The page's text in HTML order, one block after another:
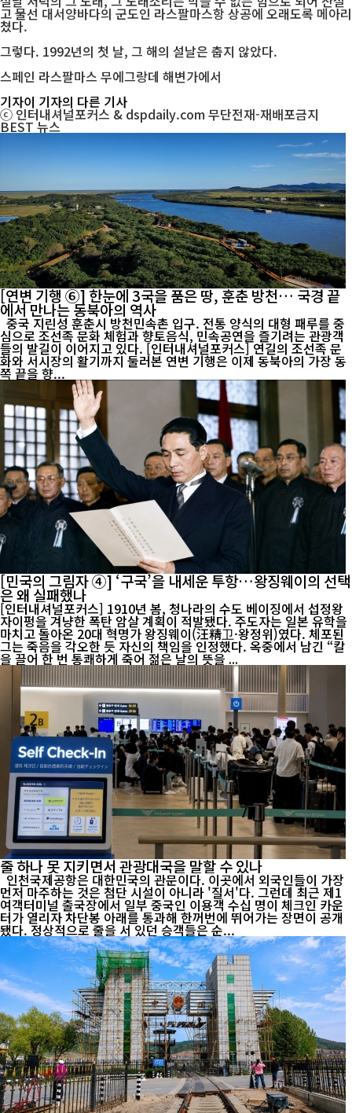
고 물선 대서양바다의 군도인 라스팔마스항 상공에 오래도록 메아리
쳤다.
그렇다. 1992년의 첫 날, 그 해의 설날은 춥지 않았다.
스페인 라스팔마스 무에그랑데 해변가에서
기자이 기자의 다른 기사
ⓒ 인터내셔널포커스 & dspdaily.com 무단전재-재배포금지
BEST뉴스
[연변 기행 ⑥] 한눈에 3국을 품은 땅, 훈춘 방천… 국경 끝
에서 만나는 동북아의 역사
심으로 조선족 문화 체험과 향토음식, 민속공연을 즐기려는 관광객
들의 발길이 이어지고 있다. [인터내셔널포커스] 연길의 조선족 문
화와 서시장의 활기까지 둘러본 연변 기행은 이제 동북아의 가장 동
쪽 끝을 향...
[민국의 그림자 ④] ‘구국’을 내세운 투항…왕징웨이의 선택
은 왜 실패했나
[인터내셔널포커스] 1910년 봄, 청나라의 수도 베이징에서 섭정왕
자이펑을 겨냥한 폭탄 암살 계획이 적발됐다. 주도자는 일본 유학을
마치고 돌아온 20대 혁명가 왕징웨이(汪精卫·왕정위)였다. 체포된
그는 죽음을 각오한 듯 자신의 책임을 인정했다. 옥중에서 남긴 “칼
을 끌어 한 번 통쾌하게 죽어 젊은 날의 뜻을 ...
줄 하나 못 지키면서 관광대국을 말할 수 있나
인천국제공항은 대한민국의 관문이다. 이곳에서 외국인들이 가장
먼저 마주하는 것은 첨단 시설이 아니라 '질서'다. 그런데 최근 제1
여객터미널 출국장에서 일부 중국인 이용객 수십 명이 체크인 카운
터가 열리자 차단봉 아래를 통과해 한꺼번에 뛰어가는 장면이 공개
됐다. 정상적으로 줄을 서 있던 승객들은 순...